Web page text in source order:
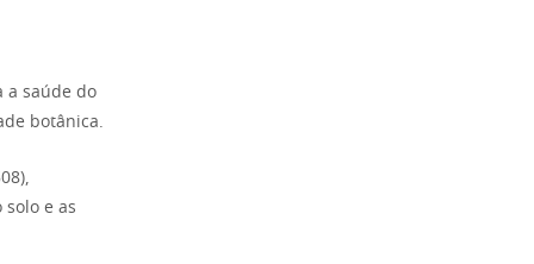
a saúde do
botânica.
e as